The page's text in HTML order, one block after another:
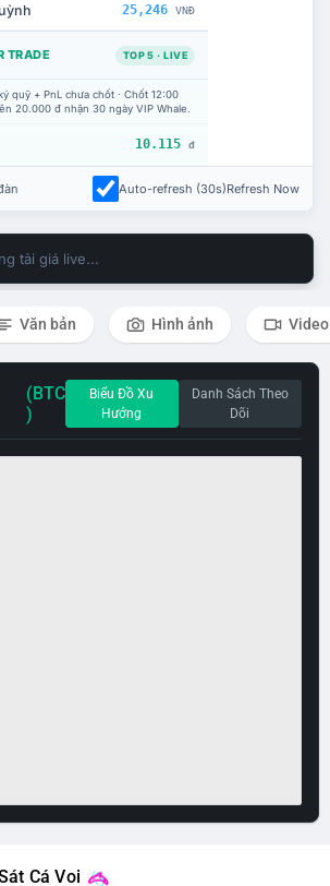
25,246 VNĐ
TRADE TOP 5 · LIVE
quỹ + PnL chưa chốt · Chốt 12:00
20.000 đ nhận 30 ngày VIP Whale.
10.115 đ
Auto-refresh (30s)Refresh Now
tải giá live...
Văn bản Hình ảnh Video
(BTC
)
Biểu Đồ Xu
Hướng
Danh Sách Theo
Dõi
Cá Voi